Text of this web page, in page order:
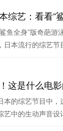
鱼全身”版奇葩游
日本流行的综艺节
本的综艺节目中，
艺中的生动声音设